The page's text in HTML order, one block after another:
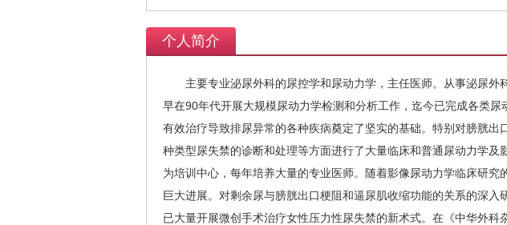
个人简介
主要专业泌尿外科的尿控学和尿动力学，主任医师。从事泌尿外
早在90年代开展大规模尿动力学检测和分析工作，迄今已完成各类
有效治疗导致排尿异常的各种疾病奠定了坚实的基础。特别对膀胱
种类型尿失禁的诊断和处理等方面进行了大量临床和普通尿动力学
为培训中心，每年培养大量的专业医师。随着影像尿动力学临床研
巨大进展。对剩余尿与膀胱出口梗阻和逼尿肌收缩功能的关系的深
已大量开展微创手术治疗女性压力性尿失禁的新术式。在《中华外